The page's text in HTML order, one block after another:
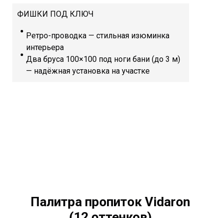
ФИШКИ ПОД КЛЮЧ
Ретро-проводка — стильная изюминка
интерьера
Два бруса 100×100 под ноги бани (до 3 м)
— надёжная установка на участке
Палитра пропиток Vidaron